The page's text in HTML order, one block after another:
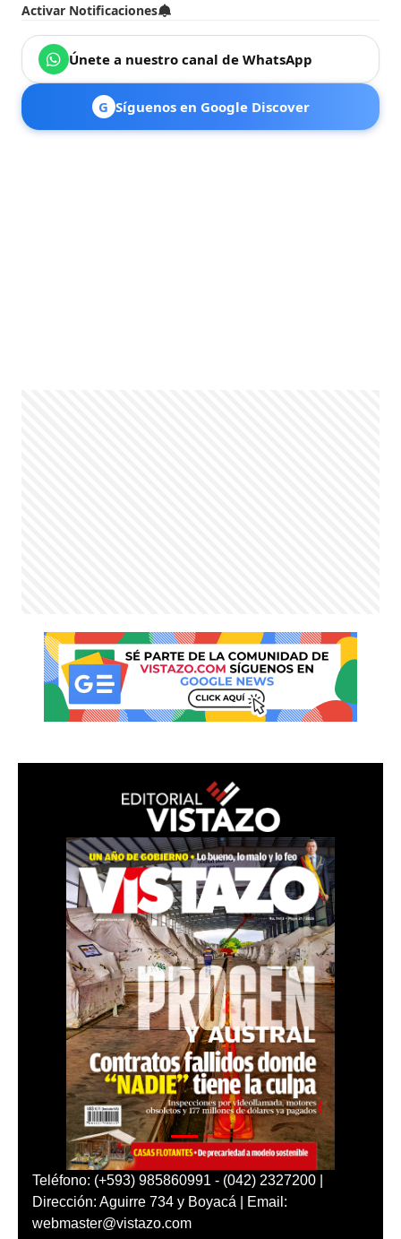
Activar Notificaciones
Únete a nuestro canal de WhatsApp
G Síguenos en Google Discover
Teléfono: (+593) 985860991 - (042) 2327200 |
Dirección: Aguirre 734 y Boyacá | Email:
webmaster@vistazo.com